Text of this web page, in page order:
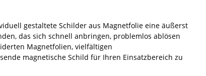
gestaltete Schilder aus Magnetfolie eine äußerst
das sich schnell anbringen, problemlos ablösen
Magnetfolien, vielfältigen
magnetische Schild für Ihren Einsatzbereich zu